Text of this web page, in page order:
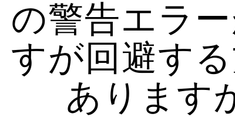
の警告エラ
すが回避す
あります